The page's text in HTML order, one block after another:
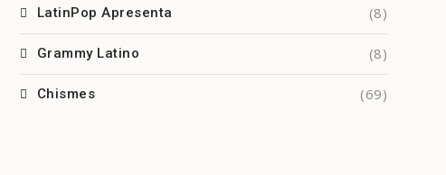
LatinPop Apresenta (8)
Grammy Latino (8)
Chismes (69)